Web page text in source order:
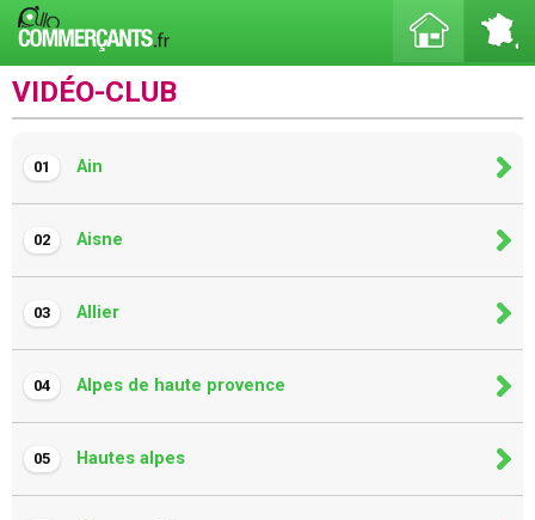
VIDÉO-CLUB
01 Ain
02 Aisne
03 Allier
04 Alpes de haute provence
05 Hautes alpes